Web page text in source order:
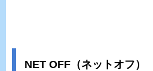
NET OFF（ネットオフ）